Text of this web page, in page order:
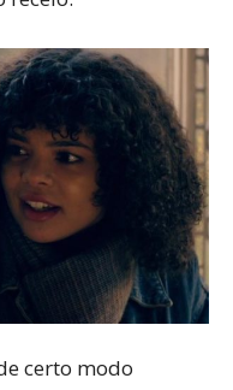
certo modo